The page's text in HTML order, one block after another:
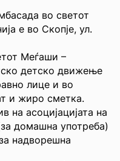
во светот
е во Скопје, ул.
Меѓаши –
детско движење
лице и во
и жиро сметка.
на асоцијацијата на
домашна употреба)
надворешна